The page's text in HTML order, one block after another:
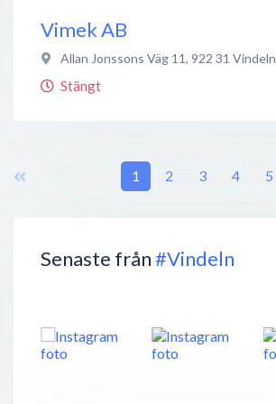
Senaste från#Vindeln
Vimek AB
Allan Jonssons Väg 11, 922 31 Vindeln
Stängt
1 2 3 4 5